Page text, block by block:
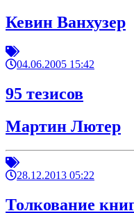
Кевин Ванхузер
04.06.2005 15:42
95 тезисов
Мартин Лютер
28.12.2013 05:22
Толкование